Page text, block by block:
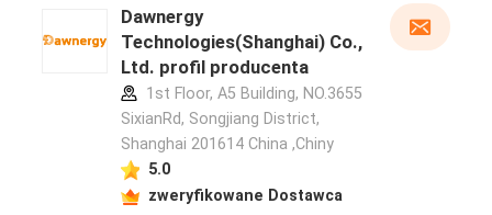
Dawnergy
Technologies(Shanghai) Co.,
Ltd. profil producenta
1st Floor, A5 Building, NO.3655
SixianRd, Songjiang District,
Shanghai 201614 China ,Chiny
5.0
zweryfikowane Dostawca